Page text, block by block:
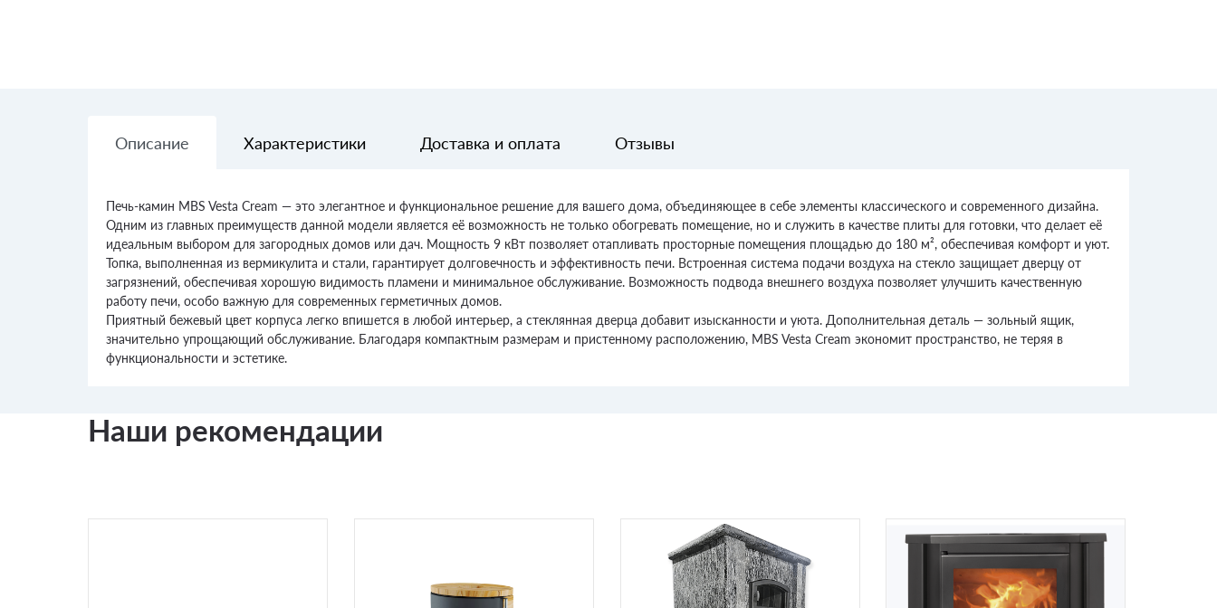
Описание Характеристики Доставка и оплата Отзывы
Печь-камин MBS Vesta Cream — это элегантное и функциональное решение для вашего дома, объединяющее в себе элементы классического и современного дизайна.
Одним из главных преимуществ данной модели является её возможность не только обогревать помещение, но и служить в качестве плиты для готовки, что делает её
идеальным выбором для загородных домов или дач. Мощность 9 кВт позволяет отапливать просторные помещения площадью до 180 м², обеспечивая комфорт и уют.
Топка, выполненная из вермикулита и стали, гарантирует долговечность и эффективность печи. Встроенная система подачи воздуха на стекло защищает дверцу от
загрязнений, обеспечивая хорошую видимость пламени и минимальное обслуживание. Возможность подвода внешнего воздуха позволяет улучшить качественную
работу печи, особо важную для современных герметичных домов.
Приятный бежевый цвет корпуса легко впишется в любой интерьер, а стеклянная дверца добавит изысканности и уюта. Дополнительная деталь — зольный ящик,
значительно упрощающий обслуживание. Благодаря компактным размерам и пристенному расположению, MBS Vesta Cream экономит пространство, не теряя в
функциональности и эстетике.
Наши рекомендации